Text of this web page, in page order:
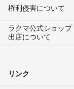
権利侵害について
ラクマ公式ショップ
出店について
リンク